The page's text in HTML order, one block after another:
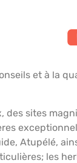
LIVRE D’OR
et à la
des sites
Atupélé,
les